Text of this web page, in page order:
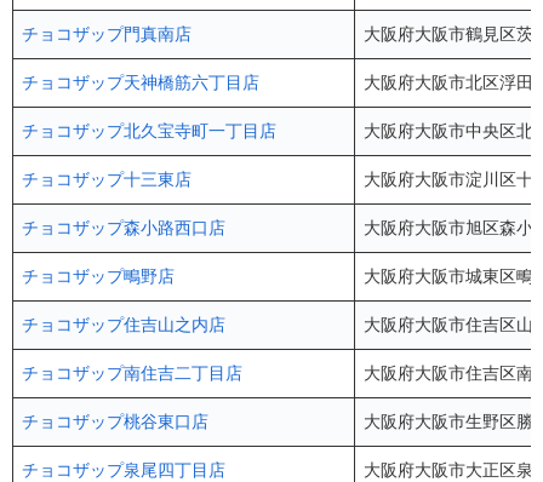
チョコザップ門真南店 大阪府大阪市鶴見区
チョコザップ天神橋筋六丁目店 大阪府大阪市北区浮
チョコザップ北久宝寺町一丁目店 大阪府大阪市中央区
チョコザップ十三東店 大阪府大阪市淀川区
チョコザップ森小路西口店 大阪府大阪市旭区森
チョコザップ鴫野店 大阪府大阪市城東区
チョコザップ住吉山之内店 大阪府大阪市住吉区
チョコザップ南住吉二丁目店 大阪府大阪市住吉区
チョコザップ桃谷東口店 大阪府大阪市生野区
チョコザップ泉尾四丁目店 大阪府大阪市大正区